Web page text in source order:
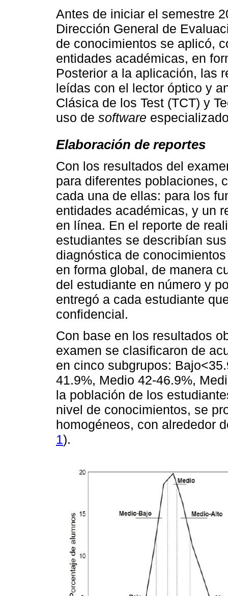
Antes de iniciar el semestre
Dirección General de
de conocimientos se aplicó,
entidades académicas, en
Posterior a la aplicación, las
leídas con el lector óptico y
Clásica de los Test (TCT) y
uso de software
Elaboración de reportes
Con los resultados del
para diferentes poblaciones,
cada una de ellas: para los
entidades académicas, y un
en línea. En el reporte de
estudiantes se describían
diagnóstica de
en forma global, de manera
del estudiante en número y
entregó a cada estudiante
confidencial.
Con base en los resultados
examen se clasificaron de
en cinco subgrupos:
41.9%, Medio 42-46.9%,
la población de los
nivel de conocimientos, se
homogéneos, con alrededor
1).